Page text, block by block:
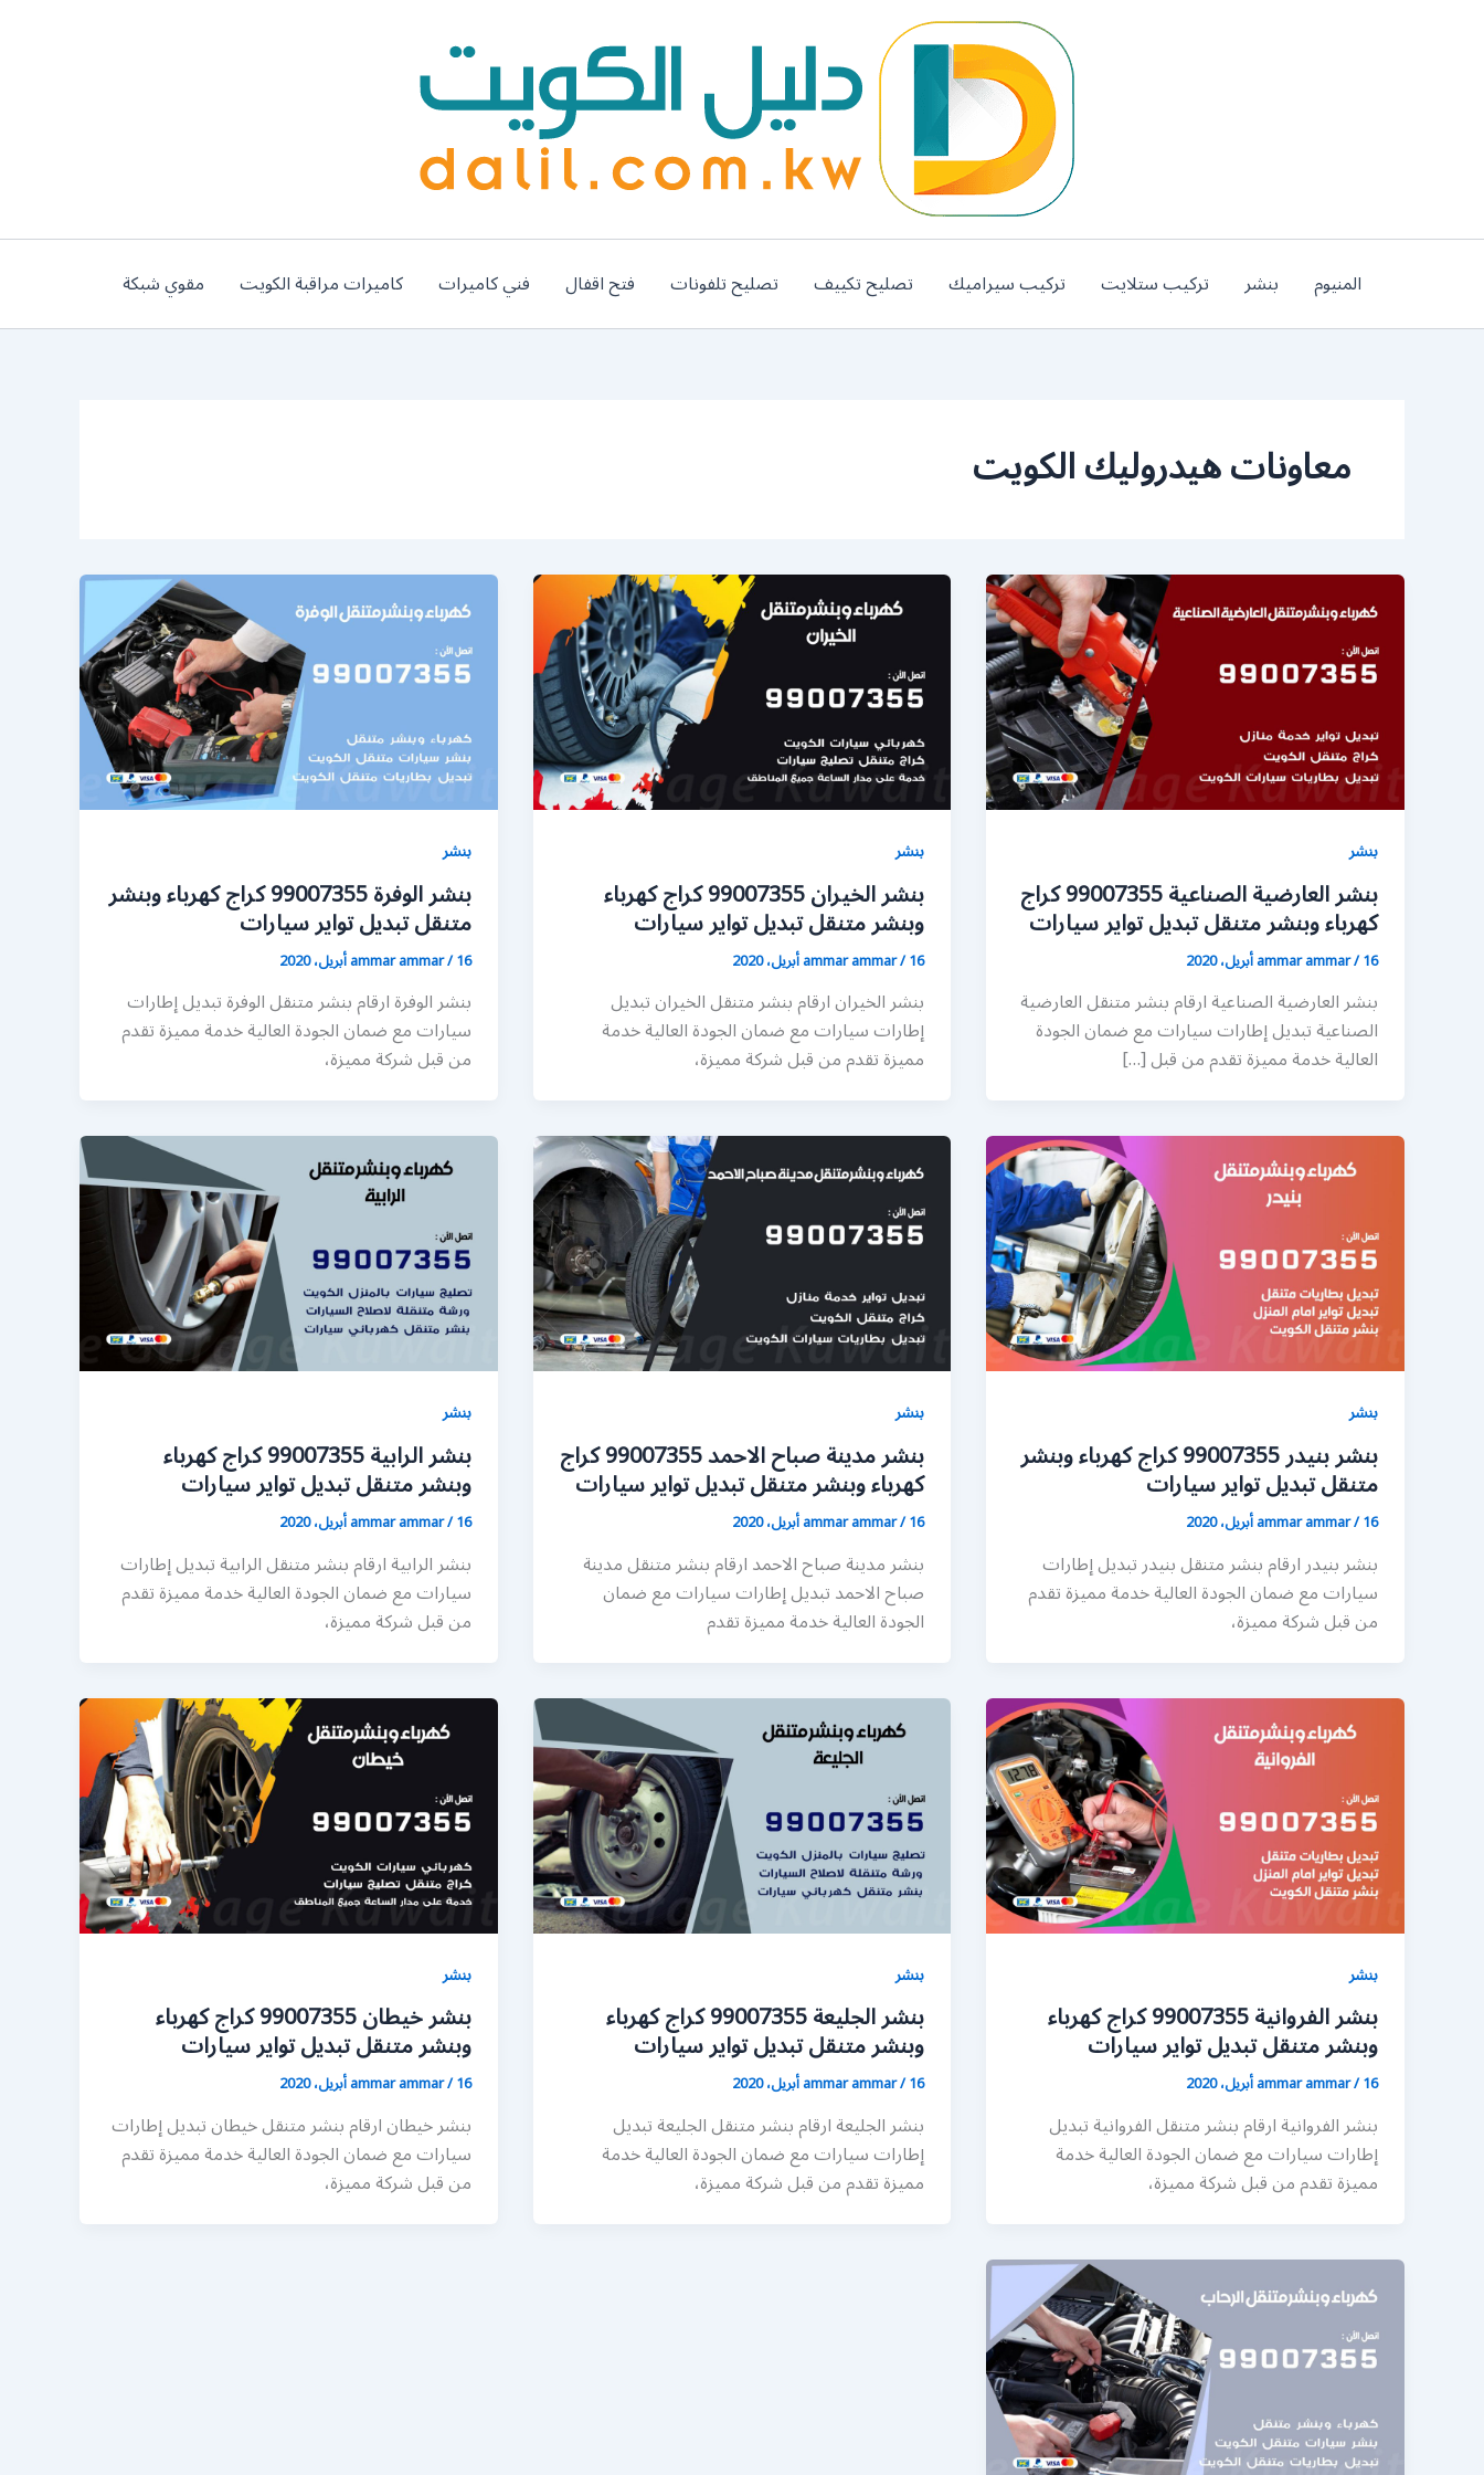
المنيوم بنشر تركيب ستلايت تركيب سيراميك تصليح تكييف تصليح تلفونات فتح اقفال فني كاميرات كاميرات مراقبة الكويت مقوي شبكة
معاونات هيدروليك الكويت
بنشر
بنشر العارضية الصناعية 99007355 كراج
كهرباء وبنشر متنقل تبديل تواير سيارات
ammar ammar/16 أبريل، 2020
بنشر العارضية الصناعية ارقام بنشر متنقل العارضية
الصناعية تبديل إطارات سيارات مع ضمان الجودة
العالية خدمة مميزة تقدم من قبل […]
بنشر
بنشر الخيران 99007355 كراج كهرباء
وبنشر متنقل تبديل تواير سيارات
ammar ammar/16 أبريل، 2020
بنشر الخيران ارقام بنشر متنقل الخيران تبديل
إطارات سيارات مع ضمان الجودة العالية خدمة
مميزة تقدم من قبل شركة مميزة،
بنشر
بنشر الوفرة 99007355 كراج كهرباء وبنشر
متنقل تبديل تواير سيارات
ammar ammar/16 أبريل، 2020
بنشر الوفرة ارقام بنشر متنقل الوفرة تبديل إطارات
سيارات مع ضمان الجودة العالية خدمة مميزة تقدم
من قبل شركة مميزة،
بنشر
بنشر بنيدر 99007355 كراج كهرباء وبنشر
متنقل تبديل تواير سيارات
ammar ammar/16 أبريل، 2020
بنشر بنيدر ارقام بنشر متنقل بنيدر تبديل إطارات
سيارات مع ضمان الجودة العالية خدمة مميزة تقدم
من قبل شركة مميزة،
بنشر
بنشر مدينة صباح الاحمد 99007355 كراج
كهرباء وبنشر متنقل تبديل تواير سيارات
ammar ammar/16 أبريل، 2020
بنشر مدينة صباح الاحمد ارقام بنشر متنقل مدينة
صباح الاحمد تبديل إطارات سيارات مع ضمان
الجودة العالية خدمة مميزة تقدم
بنشر
بنشر الرابية 99007355 كراج كهرباء
وبنشر متنقل تبديل تواير سيارات
ammar ammar/16 أبريل، 2020
بنشر الرابية ارقام بنشر متنقل الرابية تبديل إطارات
سيارات مع ضمان الجودة العالية خدمة مميزة تقدم
من قبل شركة مميزة،
بنشر
بنشر الفروانية 99007355 كراج كهرباء
وبنشر متنقل تبديل تواير سيارات
ammar ammar/16 أبريل، 2020
بنشر الفروانية ارقام بنشر متنقل الفروانية تبديل
إطارات سيارات مع ضمان الجودة العالية خدمة
مميزة تقدم من قبل شركة مميزة،
بنشر
بنشر الجليعة 99007355 كراج كهرباء
وبنشر متنقل تبديل تواير سيارات
ammar ammar/16 أبريل، 2020
بنشر الجليعة ارقام بنشر متنقل الجليعة تبديل
إطارات سيارات مع ضمان الجودة العالية خدمة
مميزة تقدم من قبل شركة مميزة،
بنشر
بنشر خيطان 99007355 كراج كهرباء
وبنشر متنقل تبديل تواير سيارات
ammar ammar/16 أبريل، 2020
بنشر خيطان ارقام بنشر متنقل خيطان تبديل إطارات
سيارات مع ضمان الجودة العالية خدمة مميزة تقدم
من قبل شركة مميزة،